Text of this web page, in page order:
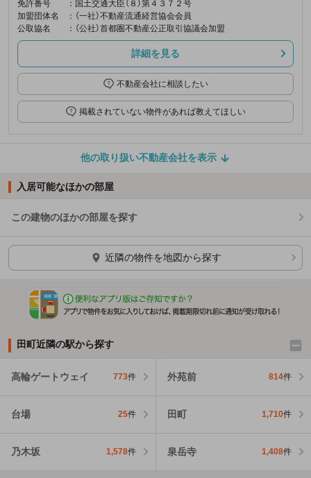
免許番号
：国土交通大臣（８）第４３７２号
加盟団体名
：（一社）不動産流通経営協会会員
公取協名
：（公社）首都圏不動産公正取引協議会加盟
詳細を見る
不動産会社に相談したい
掲載されていない物件があれば教えてほしい
他の取り扱い不動産会社を表示
入居可能なほかの部屋
この建物のほかの部屋を探す
ほかの部屋を検索中…
近隣の物件を地図から探す
田町近隣の駅から探す
高輪ゲートウェイ 773件 外苑前 814件
台場 25件 田町 1,710件
乃木坂 1,578件 泉岳寺 1,408件